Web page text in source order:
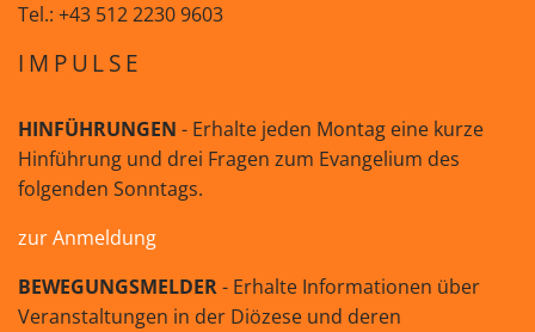
Tel.: +43 512 2230 9603
IMPULSE
HINFÜHRUNGEN - Erhalte jeden Montag eine kurze
Hinführung und drei Fragen zum Evangelium des
folgenden Sonntags.
zur Anmeldung
BEWEGUNGSMELDER- Erhalte Informationen über
Veranstaltungen in der Diözese und deren